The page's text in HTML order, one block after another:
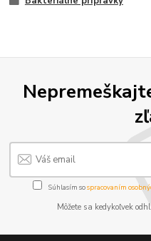
Súhlasím sospracovaním
Môžete sa kedykoľvek